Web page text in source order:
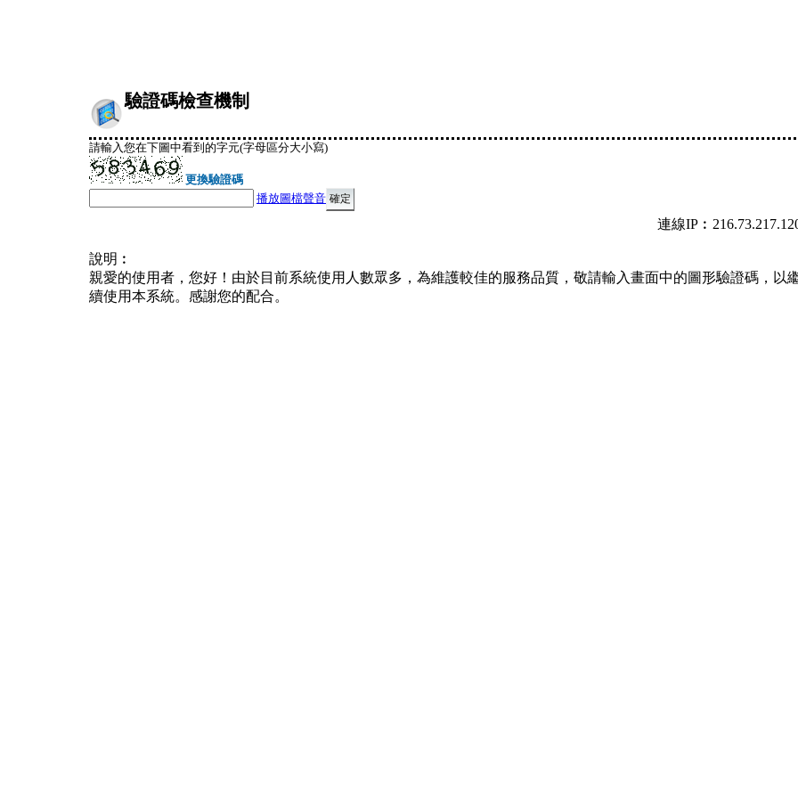
驗證碼檢查機制
請輸入您在下圖中看到的字元(字母區分大小寫)
更換驗證碼
播放圖檔聲音
連線
說明︰
親愛的使用者，您好！由於目前系統使用人數眾多，為維護較佳的服務品質，敬請輸入畫面中的圖形驗證碼，以
續使用本系統。感謝您的配合。